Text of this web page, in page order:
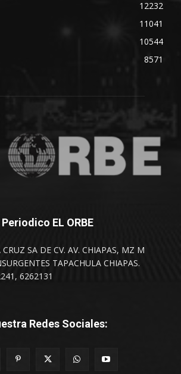
12232
11041
10544
8571
Periodico EL ORBE
SA DE CV. AV. CHIAPAS, MZ M
TAPACHULA CHIAPAS.
6262131
Redes Sociales: